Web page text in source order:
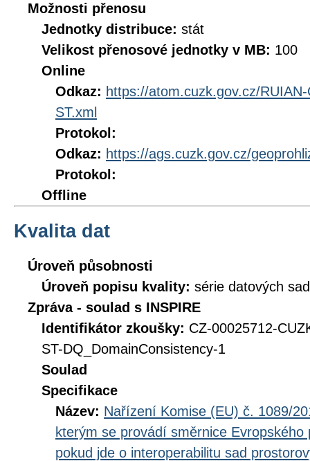
Možnosti přenosu
Jednotky distribuce: stát
Velikost přenosové jednotky v MB: 100
Online
Odkaz: https://atom.cuzk.gov.cz/
ST.xml
Protokol:
Odkaz: https://ags.cuzk.gov.cz/
Protokol:
Offline
Kvalita dat
Úroveň působnosti
Úroveň popisu kvality: série datových sad
Zpráva - soulad s INSPIRE
Identifikátor zkoušky: CZ-00025712-
ST-DQ_DomainConsistency-1
Soulad
Specifikace
Název: Nařízení Komise (EU) č. 1089/
kterým se provádí směrnice
pokud jde o interoperabilitu sad